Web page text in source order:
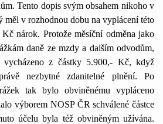
Tento dopis svým obsahem nikoho v
měl v rozhodnou dobu na vyplácení této
nárok. Protože měsíční odměna jako
daně ze mzdy a dalším odvodům,
z částky 5.900,- Kč, když
nezbytné zdanitelné plnění. Po
tak bylo obviněnému vypláceno
výborem NOSP ČR schválené částce
účelu byla též obviněným užívána.